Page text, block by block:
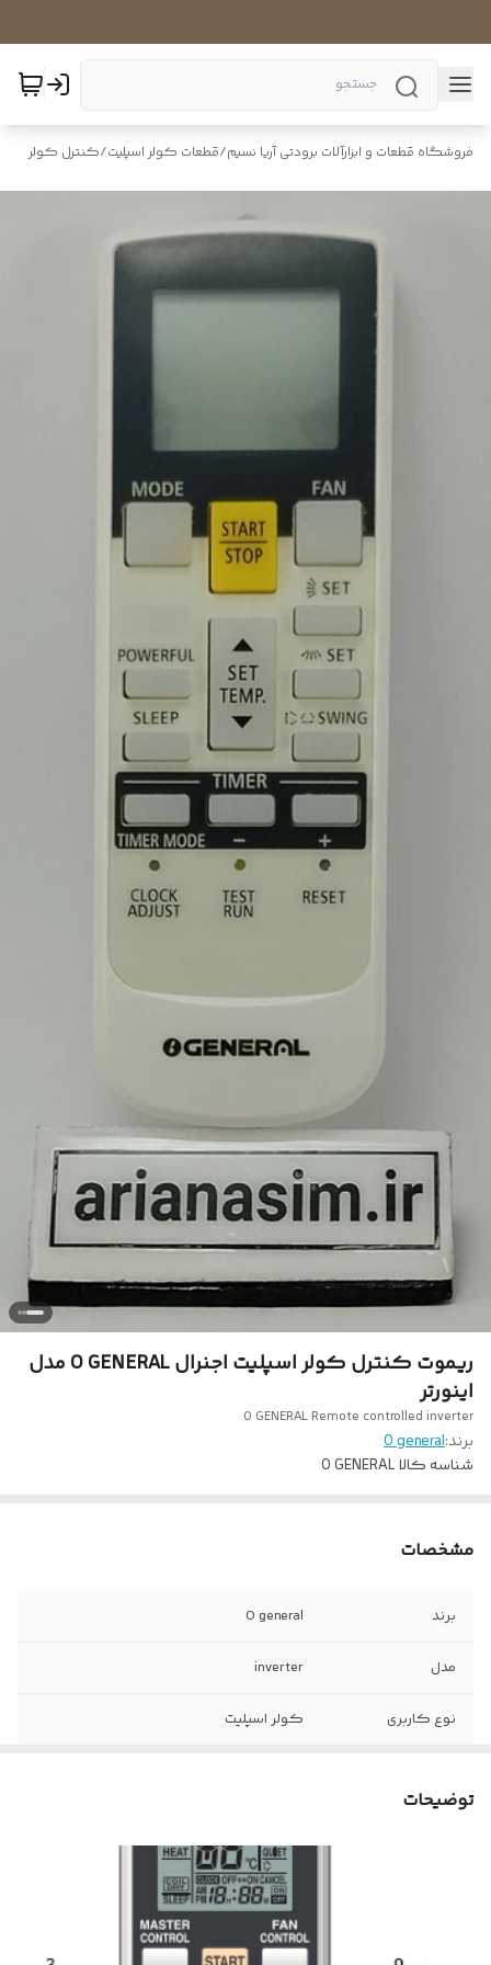
فروشگاه قطعات و ابزارآلات برودتی آریا نسیم/قطعات کولر اسپلیت/کنترل کولر
ریموت کنترل کولر اسپلیت اجنرال O GENERAL مدل
اینورتر
O GENERAL Remote controlled inverter
برند:O general
شناسه کالاO GENERAL
مشخصات
برند O general
مدل inverter
نوع کاربری کولر اسپلیت
نیم قلمی (AAA)
۲ عدد
توضیحات